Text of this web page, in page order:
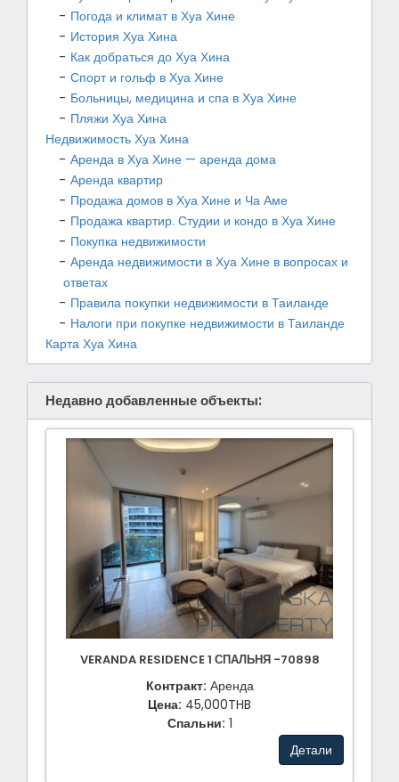
Погода и климат в Хуа Хине
История Хуа Хина
Как добраться до Хуа Хина
Спорт и гольф в Хуа Хине
Больницы, медицина и спа в Хуа Хине
Пляжи Хуа Хина
Недвижимость Хуа Хина
Аренда в Хуа Хине — аренда дома
Аренда квартир
Продажа домов в Хуа Хине и Ча Аме
Продажа квартир. Студии и кондо в Хуа Хине
Покупка недвижимости
Аренда недвижимости в Хуа Хине в вопросах и
ответах
Правила покупки недвижимости в Таиланде
Налоги при покупке недвижимости в Таиланде
Карта Хуа Хина
Недавно добавленные объекты:
VERANDA RESIDENCE 1 СПАЛЬНЯ -70898
Контракт: Аренда
Цена: 45,000THB
Спальни: 1
Детали